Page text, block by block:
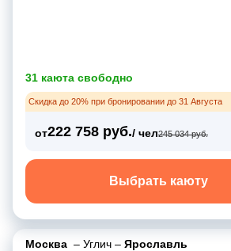
31 каюта свободно
Скидка до 20% при бронировании до 31 Августа
от222 758 руб./ чел245 034 руб.
Выбрать каюту
Москва – Углич – Ярославль